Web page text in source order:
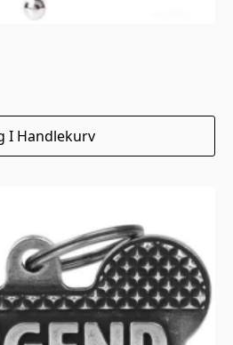
I Handlekurv